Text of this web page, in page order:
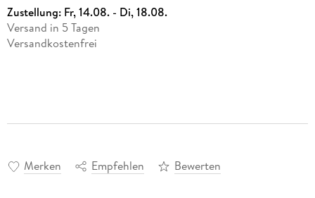
Zustellung: Fr, 14.08. - Di, 18.08.
Versand in 5 Tagen
Versandkostenfrei
Merken Empfehlen Bewerten